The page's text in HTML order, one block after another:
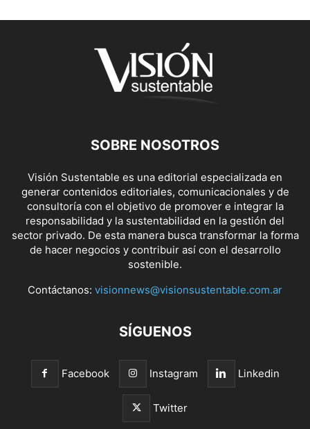
SOBRE NOSOTROS
Visión Sustentable es una editorial especializada en
generar contenidos editoriales, comunicacionales y de
consultoría con el objetivo de promover e integrar la
responsabilidad y la sustentabilidad en la gestión del
sector privado. De esta manera busca transformar la forma
de hacer negocios y contribuir así con el desarrollo
sostenible.
Contáctanos: visionnews@visionsustentable.com.ar
SÍGUENOS
Facebook Instagram Linkedin
Twitter